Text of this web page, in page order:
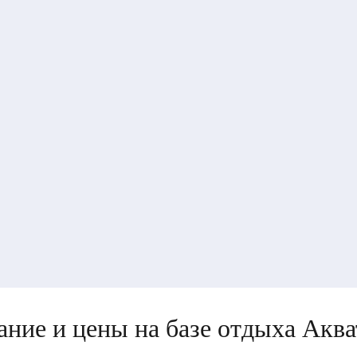
и цены на базе отдыха